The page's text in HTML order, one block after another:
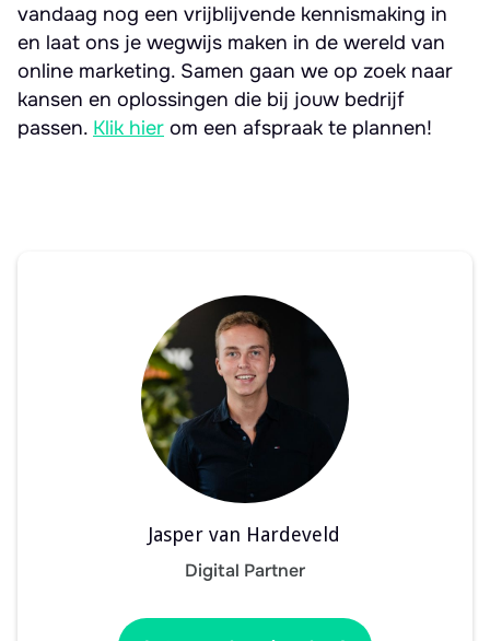
vandaag nog een vrijblijvende kennismaking in
en laat ons je wegwijs maken in de wereld van
online marketing. Samen gaan we op zoek naar
kansen en oplossingen die bij jouw bedrijf
passen. Klik hier om een afspraak te plannen!
Jasper van Hardeveld
Digital Partner